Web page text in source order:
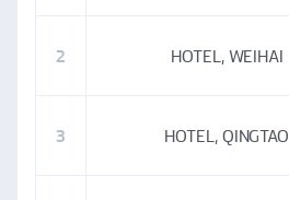
2 HOTEL, WEIHAI
3 HOTEL, QINGTAO